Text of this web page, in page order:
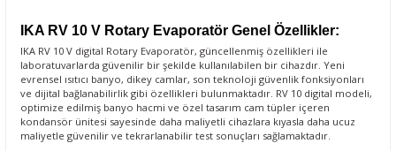
IKA RV 10 V Rotary Evaporatör Genel Özellikler:
IKA RV 10 V digital Rotary Evaporatör, güncellenmiş özellikleri ile
laboratuvarlarda güvenilir bir şekilde kullanılabilen bir cihazdır. Yeni
evrensel ısıtıcı banyo, dikey camlar, son teknoloji güvenlik fonksiyonları
ve dijital bağlanabilirlik gibi özellikleri bulunmaktadır. RV 10 digital modeli,
optimize edilmiş banyo hacmi ve özel tasarım cam tüpler içeren
kondansör ünitesi sayesinde daha maliyetli cihazlara kıyasla daha ucuz
maliyetle güvenilir ve tekrarlanabilir test sonuçları sağlamaktadır.